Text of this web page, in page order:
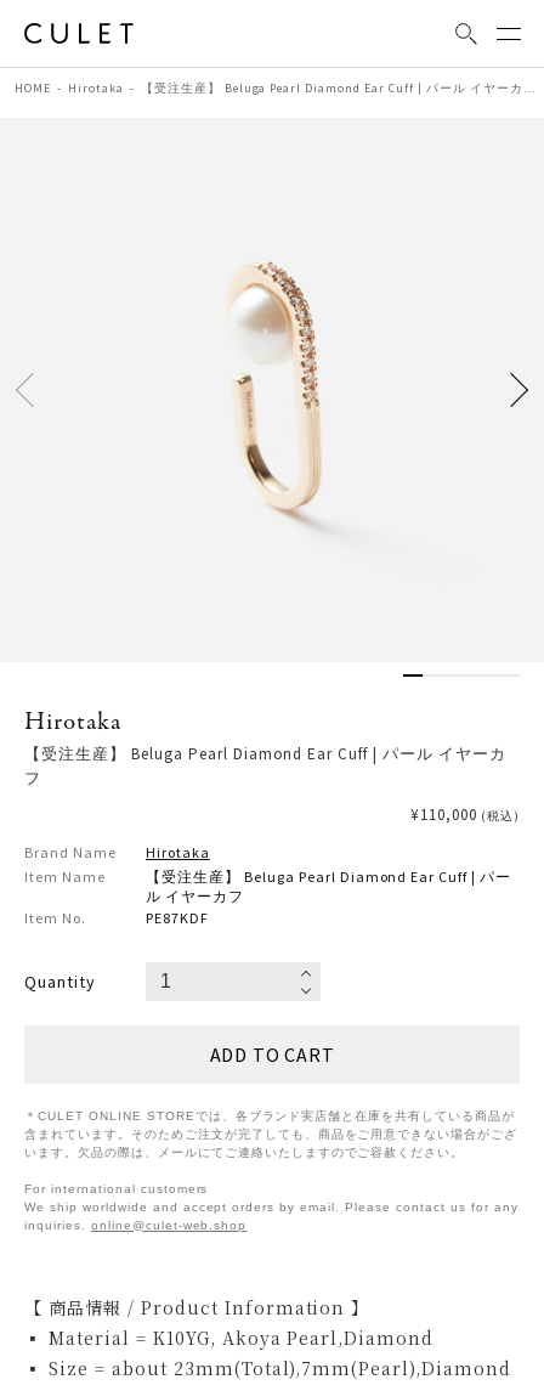
HOME Hirotaka 【受注生産】 Beluga Pearl Diamond Ear Cuff | パール イヤーカフ
Hirotaka
【受注生産】 Beluga Pearl Diamond Ear Cuff | パール イヤーカ
フ
¥110,000 (税込)
Brand Name
Hirotaka
Item Name
【受注生産】 Beluga Pearl Diamond Ear Cuff | パー
ル イヤーカフ
Item No.
PE87KDF
Quantity
＊CULET ONLINE STOREでは、各ブランド実店舗と在庫を共有している商品が
含まれています。そのためご注文が完了しても、商品をご用意できない場合がござ
います。欠品の際は、メールにてご連絡いたしますのでご容赦ください。
For international customers
We ship worldwide and accept orders by email. Please contact us for any
inquiries. online@culet-web.shop
【 商品情報 / Product Information 】
▪ Material = K10YG, Akoya Pearl,Diamond
▪ Size = about 23mm(Total),7mm(Pearl),Diamond